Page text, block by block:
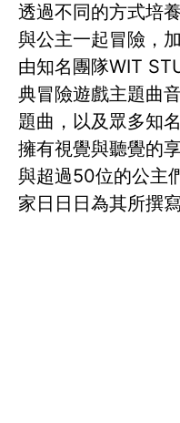
透過不同的方式培
與公主一起冒險，
由知名團隊WIT
典冒險遊戲主題曲
題曲，以及眾多知
擁有視覺與聽覺的
與超過50位的公主
家日日日為其所撰